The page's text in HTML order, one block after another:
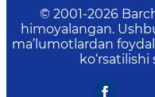
© 2001-2026
himoyalangan.
ma’lumotlardan
ko‘rsatilishi